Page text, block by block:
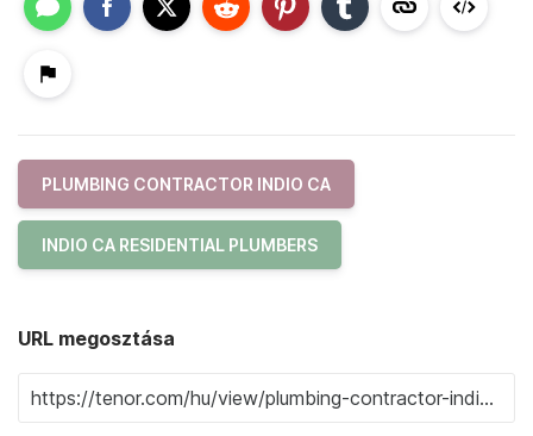
PLUMBING CONTRACTOR INDIO CA
INDIO CA RESIDENTIAL PLUMBERS
URL megosztása